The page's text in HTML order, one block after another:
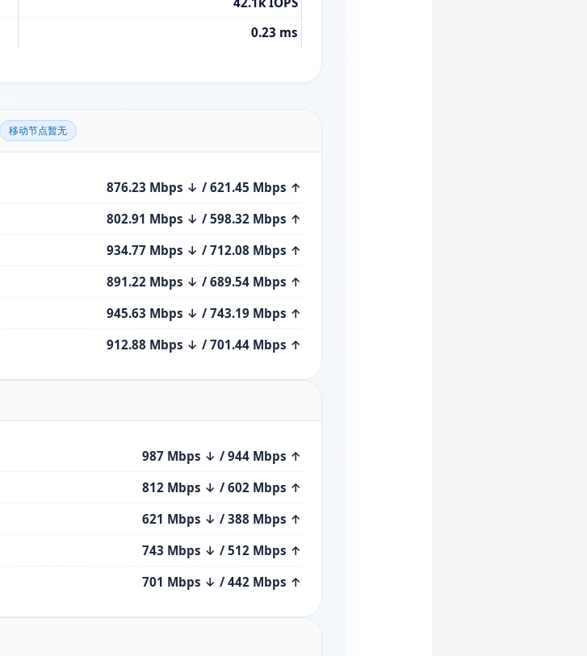
0.23 ms
移动节点暂无
876.23 Mbps ↓ / 621.45 Mbps ↑
802.91 Mbps ↓ / 598.32 Mbps ↑
934.77 Mbps ↓ / 712.08 Mbps ↑
891.22 Mbps ↓ / 689.54 Mbps ↑
945.63 Mbps ↓ / 743.19 Mbps ↑
912.88 Mbps ↓ / 701.44 Mbps ↑
987 Mbps ↓ / 944 Mbps ↑
812 Mbps ↓ / 602 Mbps ↑
621 Mbps ↓ / 388 Mbps ↑
743 Mbps ↓ / 512 Mbps ↑
701 Mbps ↓ / 442 Mbps ↑